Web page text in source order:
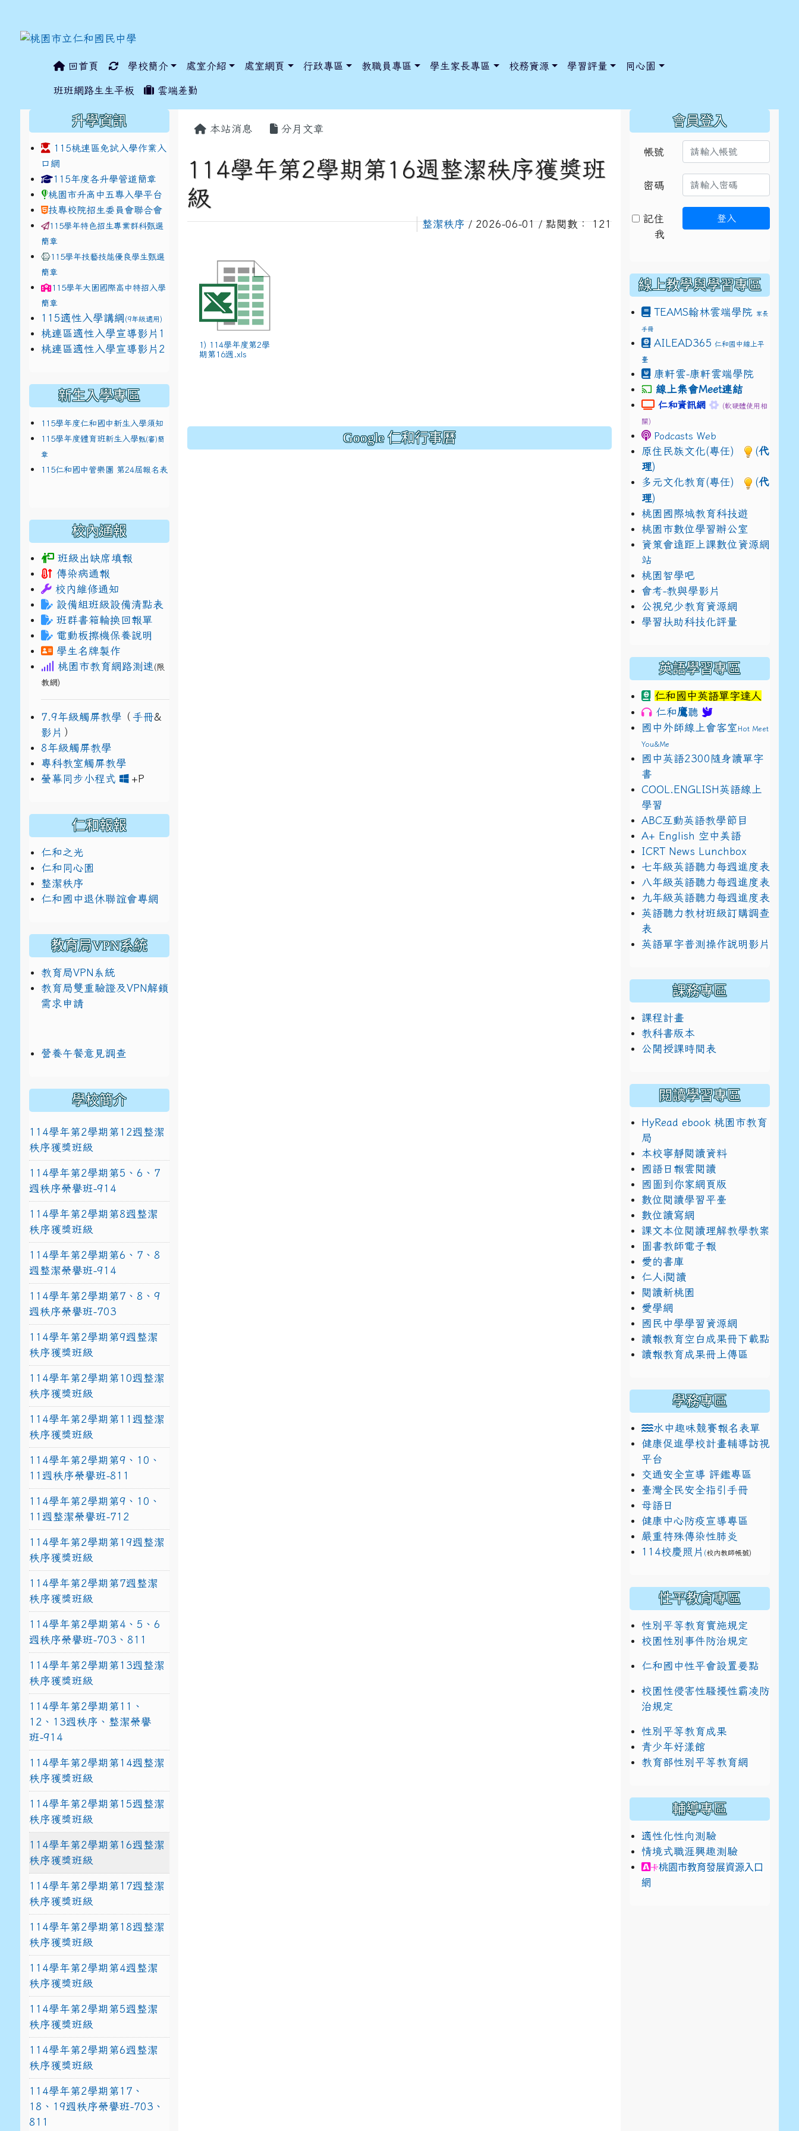
回首頁 學校簡介 處室介紹 處室網頁 行政專區 教職員專區 學生家長專區 校務資源 學習評量 同心園
班班網路生生平板 雲端差勤
本站消息 分月文章
114學年第2學期第16週整潔秩序獲獎班
級
整潔秩序/ 2026-06-01 / 點閱數： 121
1) 114學年度第2學
期第16週.xls
Google 仁和行事曆
升學資訊
115桃連區免試入學作業入
口網
link to https://www.jhjhs.tyc.edu.tw/modules/tadnews/index.php?nsn=5425
115年度各升學管道簡章link to http://tyc.entry.edu.tw/NoExamImitate_TL/NoExamImitateHome/Page/Public/ChooseSys?s=05 style=font-size: 1rem; background-
link to http://tyc.entry.edu.tw/NoExamImitate_TL/NoExamImitateHome/Page/Public/ChooseSys?s=05 style=font-size: 1rem; background-
桃園市升高中五專入學平台
技專校院招生委員會聯合會
115學年特色招生專業群科甄選
簡章
115學年技藝技能優良學生甄選
簡章
115學年大園國際高中特招入學
簡章
115適性入學講綱 (9年級適用)
link to https://docs.google.com/presentation/d/1x3bih9gNpRNolaz0znBOn--g7OisECve/
桃連區適性入學宣導影片1
link to https://docs.google.com/presentation/d/1x3bih9gNpRNolaz0znBOn--g7OisECve/
桃連區適性入學宣導影片2 114適性入學講綱(1111ㄅㄅ ogle.com/presentation/d/
新生入學專區
115學年度仁和國中新生入學須知
115學年度體育班新生入學甄(審)簡
章
115仁和國中管樂團 第24屆報名表
校內通報
班級出缺席填報
傳染病通報
校內維修通知
設備組班級設備清點表
班群書箱輪換回報單
電動板擦機保養說明
學生名牌製作
桃園市教育網路測速 (限
教網)
7.9年級觸屏教學 （ 手冊&
影片 ）
8年級觸屏教學
專科教室觸屏教學
螢幕同步小程式
+Plink to https://www.jhjhs.tyc.edu.tw/uploads/tad_blocks/file/
link to https://drive.google.com/file/d/1DRAbt49kEePJ5_zYCA1AuLinl3dysZ_8/view?usp=sharing
仁和報報
仁和之光
仁和同心園
整潔秩序
仁和國中退休聯誼會專網
教育局VPN系統
教育局VPN系統
教育局雙重驗證及VPN解鎖
需求申請
營養午餐意見調查
學校簡介
114學年第2學期第12週整潔
秩序獲獎班級
114學年第2學期第5、6、7
週秩序榮譽班-914
114學年第2學期第8週整潔
秩序獲獎班級
114學年第2學期第6、7、8
週整潔榮譽班-914
114學年第2學期第7、8、9
週秩序榮譽班-703
114學年第2學期第9週整潔
秩序獲獎班級
114學年第2學期第10週整潔
秩序獲獎班級
114學年第2學期第11週整潔
秩序獲獎班級
114學年第2學期第9、10、
11週秩序榮譽班-811
114學年第2學期第9、10、
11週整潔榮譽班-712
114學年第2學期第19週整潔
秩序獲獎班級
114學年第2學期第7週整潔
秩序獲獎班級
114學年第2學期第4、5、6
週秩序榮譽班-703、811
114學年第2學期第13週整潔
秩序獲獎班級
114學年第2學期第11、
12、13週秩序、整潔榮譽
班-914
114學年第2學期第14週整潔
秩序獲獎班級
114學年第2學期第15週整潔
秩序獲獎班級
114學年第2學期第16週整潔
秩序獲獎班級
114學年第2學期第17週整潔
秩序獲獎班級
114學年第2學期第18週整潔
秩序獲獎班級
114學年第2學期第4週整潔
秩序獲獎班級
114學年第2學期第5週整潔
秩序獲獎班級
114學年第2學期第6週整潔
秩序獲獎班級
114學年第2學期第17、
18、19週秩序榮譽班-703、
811
會員登入
帳號
密碼
記住
我
登入
線上教學與學習專區
TEAMS翰林雲端學院 家長
手冊
AILEAD365 仁和國中線上平
臺
康軒雲-康軒雲端學院
線上集會Meet連結
link to https://
仁和資訊網 link to https://
(軟硬體使用相
關)
Podcasts Web
原住民族文化(專任) (代
理)
多元文化教育(專任)
(代
理)
桃園國際城教育科技遊
桃園市數位學習辦公室
資策會遠距上課數位資源網
站
桃園智學吧
會考-教與學影片
公視兒少教育資源網
學習扶助科技化評量
英語學習專區
仁和國中英語單字達人
仁和鷹聽
國中外師線上會客室Hot Meet
You&Me
國中英語2300隨身讀單字
書
COOL.ENGLISH英語線上
學習
ABC互動英語教學節目
A+ English 空中美語
ICRT News Lunchbox
七年級英語聽力每週進度表
八年級英語聽力每週進度表
九年級英語聽力每週進度表
英語聽力教材班級訂購調查
表
英語單字普測操作說明影片
課務專區
課程計畫
教科書版本
公開授課時間表
閱讀學習專區
HyRead ebook 桃園市教育
局
本校寧靜閱讀資料
國語日報雲閱讀
國圖到你家網頁版
數位閱讀學習平臺
數位讀寫網
課文本位閱讀理解教學教案
圖書教師電子報
愛的書庫
仁人i閱讀
閱讀新桃園
愛學網
國民中學學習資源網
讀報教育空白成果冊下載點
讀報教育成果冊上傳區
學務專區
水中趣味競賽報名表單
健康促進學校計畫輔導訪視
平台
交通安全宣導 評鑑專區
臺灣全民安全指引手冊
母語日
健康中心防疫宣導專區
嚴重特殊傳染性肺炎
114校慶照片 (校內教師帳號)
性平教育專區
性別平等教育實施規定
校園性別事件防治規定
仁和國中性平會設置要點
校園性侵害性騷擾性霸凌防
治規定
性別平等教育成果
青少年好漾館
教育部性別平等教育網
輔導專區
適性化性向測驗
情境式職涯興趣測驗
link to https://
卡桃園市教育發展資源入口
網